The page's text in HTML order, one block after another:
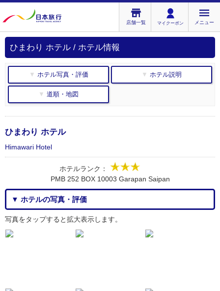
店舗一覧 マイクーポン メニュー
ひまわり ホテル / ホテル情報
▼ ホテル写真・評価 ▼ ホテル説明
▼ 道順・地図
ひまわり ホテル
Himawari Hotel
ホテルランク：
PMB 252 BOX 10003 Garapan Saipan
▼ ホテルの写真・評価
写真をタップすると拡大表示します。